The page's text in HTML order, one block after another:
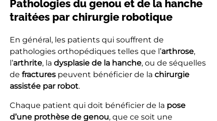
Pathologies du genou et de la hanche
traitées par chirurgie robotique
En général, les patients qui souffrent de
pathologies orthopédiques telles que l’arthrose,
l’arthrite, la dysplasie de la hanche, ou de séquelles
de fractures peuvent bénéficier de la chirurgie
assistée par robot.
Chaque patient qui doit bénéficier de la pose
d’une prothèse de genou, que ce soit une